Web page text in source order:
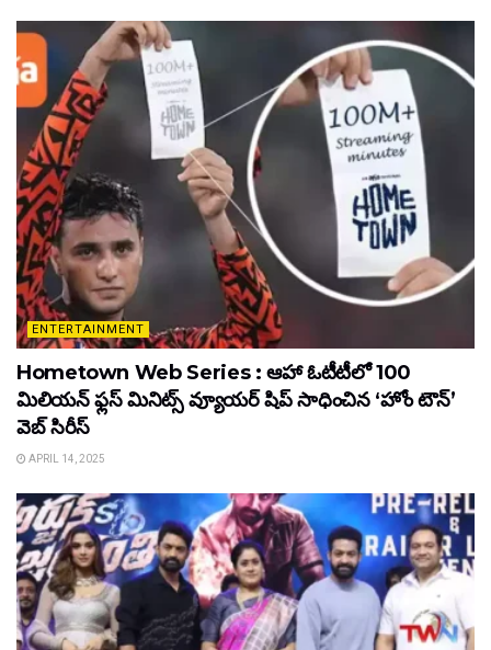
ENTERTAINMENT
Hometown Web Series : ఆహా ఓటీటీలో 100
మిలియన్ ఫ్లస్ మినిట్స్ వ్యూయర్ షిప్ సాధించిన ‘హోం టౌన్’
వెబ్ సిరీస్
APRIL 14, 2025